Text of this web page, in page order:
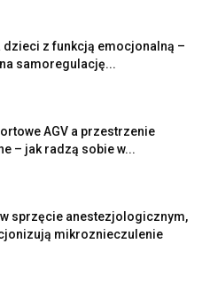
dzieci z funkcją emocjonalną –
na samoregulację...
AGV a przestrzenie
– jak radzą sobie w...
sprzęcie anestezjologicznym,
mikroznieczulenie